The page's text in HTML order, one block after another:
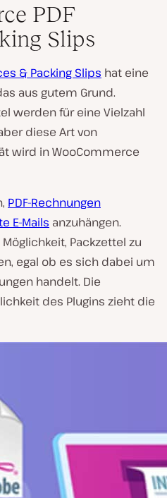
PDF
Slips
& Packing Slips hat eine
aus gutem Grund.
werden für eine Vielzahl
diese Art von
wird in WooCommerce
PDF-Rechnungen
E-Mails anzuhängen.
Packzettel zu
egal ob es sich dabei um
handelt. Die
des Plugins zieht die